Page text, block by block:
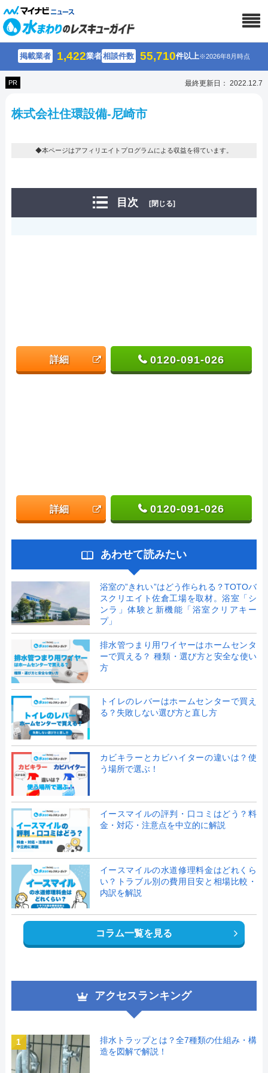
掲載業者 1,422業者相談件数 55,710件以上※2026年8月時点
PR 最終更新日： 2022.12.7
株式会社住環設備-尼崎市
◆本ページはアフィリエイトプログラムによる収益を得ています。
目次 [閉じる]
詳細 0120-091-026
詳細 0120-091-026
あわせて読みたい
浴室の”きれい”はどう作られる？TOTOバ
スクリエイト佐倉工場を取材。浴室「シ
ンラ」体験と新機能「浴室クリアキー
プ」
排水管つまり用ワイヤーはホームセンタ
ーで買える？ 種類・選び方と安全な使い
方
トイレのレバーはホームセンターで買え
る？失敗しない選び方と直し方
カビキラーとカビハイターの違いは？使
う場所で選ぶ！
イースマイルの評判・口コミはどう？料
金・対応・注意点を中立的に解説
イースマイルの水道修理料金はどれくら
い？トラブル別の費用目安と相場比較・
内訳を解説
コラム一覧を見る
アクセスランキング
1
排水トラップとは？全7種類の仕組み・構
造を図解で解説！